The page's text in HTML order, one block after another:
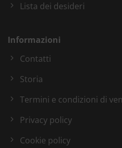
Lista dei desideri
Informazioni
Contatti
Storia
Termini e condizioni di
Privacy policy
Cookie policy